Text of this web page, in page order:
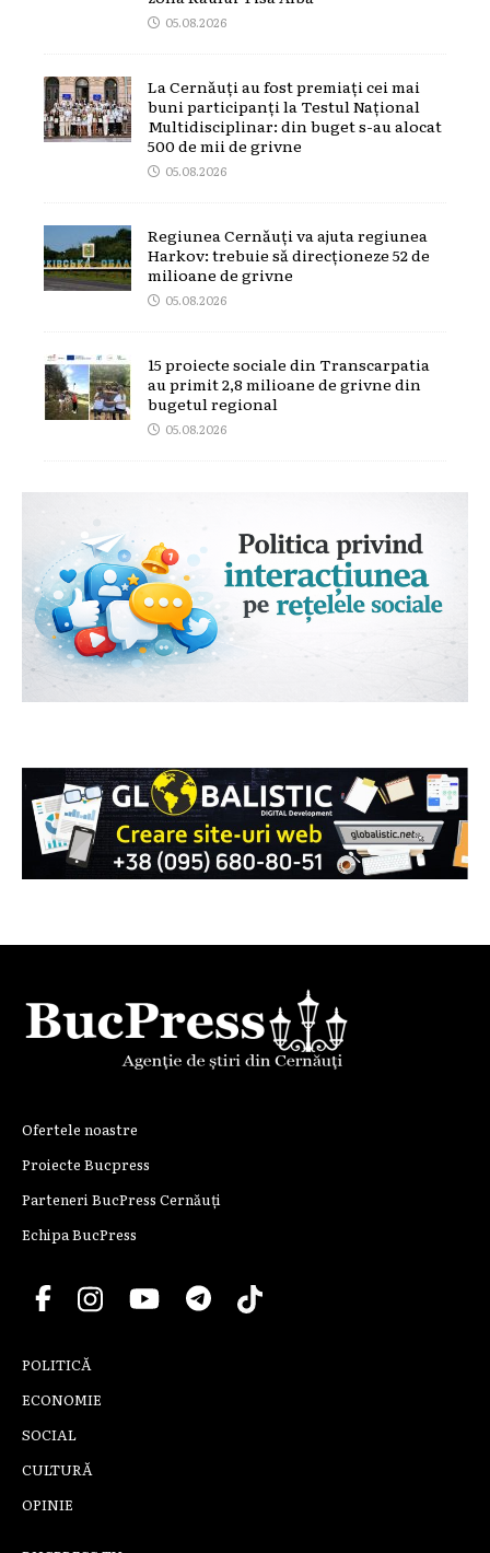
05.08.2026
La Cernăuți au fost premiați cei mai
buni participanți la Testul Național
Multidisciplinar: din buget s-au alocat
500 de mii de grivne
05.08.2026
Regiunea Cernăuți va ajuta regiunea
Harkov: trebuie să direcționeze 52 de
milioane de grivne
05.08.2026
15 proiecte sociale din Transcarpatia
au primit 2,8 milioane de grivne din
bugetul regional
05.08.2026
Ofertele noastre
Proiecte Bucpress
Parteneri BucPress Cernăuți
Echipa BucPress
POLITICĂ
ECONOMIE
SOCIAL
CULTURĂ
OPINIE